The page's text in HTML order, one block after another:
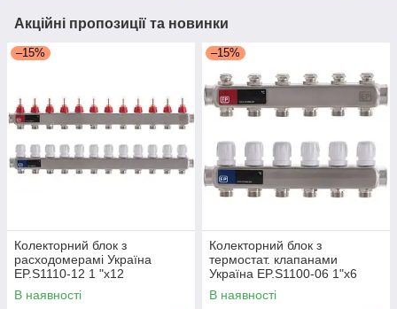
Акційні пропозиції та новинки
–15%
Колекторний блок з
расxодомерамі Україна
EP.S1110-12 1 "x12
В наявності
–15%
Колекторний блок з
термостат. клапанами
Україна EP.S1100-06 1"x6
В наявності